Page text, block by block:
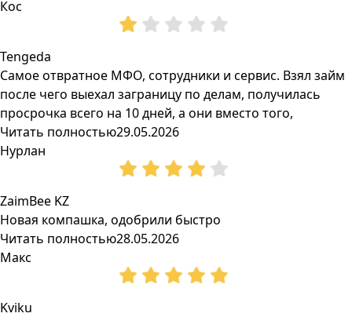
Кос
Tengeda
Самое отвратное МФО, сотрудники и сервис. Взял займ
после чего выехал заграницу по делам, получилась
просрочка всего на 10 дней, а они вместо того,
Читать полностью29.05.2026
Нурлан
ZaimBee KZ
Новая компашка, одобрили быстро
Читать полностью28.05.2026
Макс
Kviku